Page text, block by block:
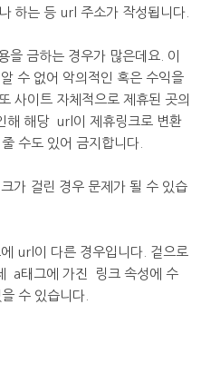
하는 등 url 주소가 작성됩니다.
금하는 경우가 많은데요. 이
수 없어 악의적인 혹은 수익을
사이트 자체적으로 제휴된 곳의
해 해당 url이 제휴링크로 변환
수도 있어 금지합니다.
가 걸린 경우 문제가 될 수 있습
url이 다른 경우입니다. 겉으로
a태그에 가진 링크 속성에 수
수 있습니다.